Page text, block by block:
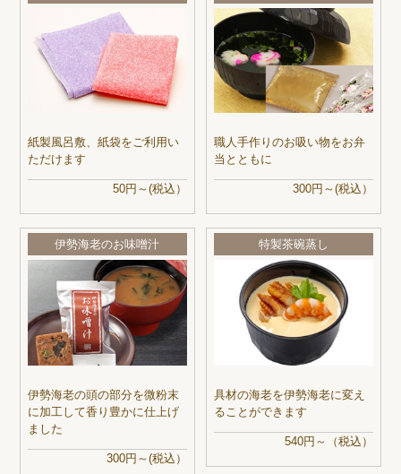
紙製風呂敷、紙袋をご利用い
ただけます
50円～(税込）
職人手作りのお吸い物をお弁
当とともに
300円～(税込）
伊勢海老のお味噌汁
伊勢海老の頭の部分を微粉末
に加工して香り豊かに仕上げ
ました
300円～(税込）
特製茶碗蒸し
具材の海老を伊勢海老に変え
ることができます
540円～（税込）